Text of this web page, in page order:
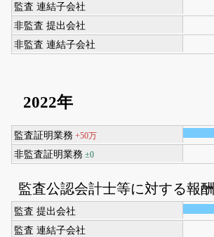
監査 連結子会社
非監査 提出会社
非監査 連結子会社
2022年
監査証明業務+50万
非監査証明業務±0
監査公認会計士等に対する報酬
監査 提出会社
監査 連結子会社